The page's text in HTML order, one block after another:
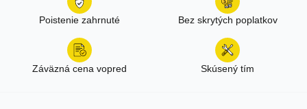
Poistenie zahrnuté Bez skrytých poplatkov
Záväzná cena vopred Skúsený tím